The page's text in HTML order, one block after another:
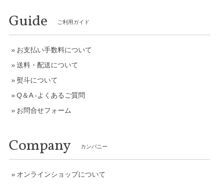
Guide ご利用ガイド
お支払い手数料について
送料・配送について
熨斗について
Q＆A -よくあるご質問
お問合せフォーム
Company カンパニー
オンラインショップについて